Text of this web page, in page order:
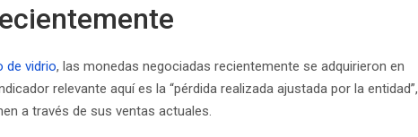
de vidrio, las monedas negociadas recientemente se adquirieron en
relevante aquí es la “pérdida realizada ajustada por la entidad”,
a través de sus ventas actuales.